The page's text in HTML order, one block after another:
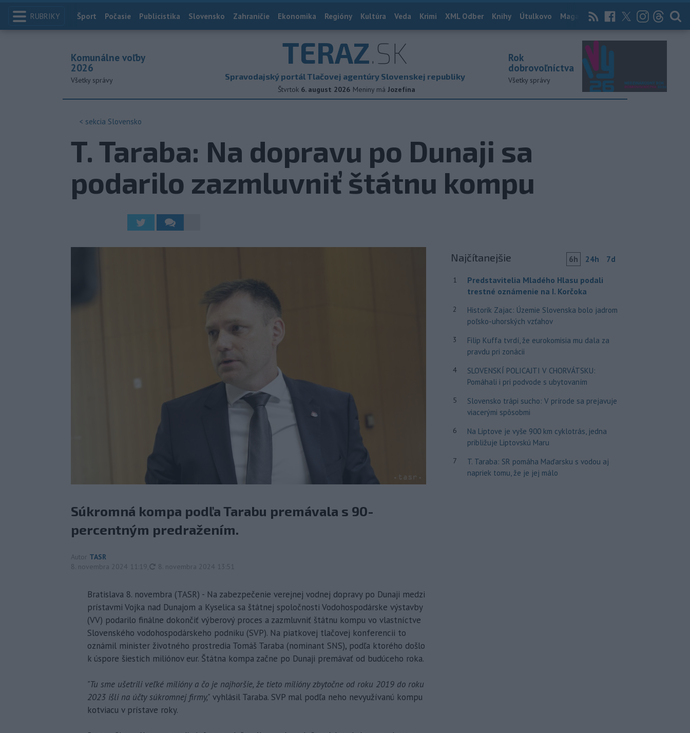
RUBRIKY Index
Šport Počasie Publicistika Slovensko Zahraničie Ekonomika Regióny Kultúra Veda Krimi XML Odber Knihy Útulkovo Magazín News Now Archív
TERAZ.SK
Spravodajský portál Tlačovej agentúry Slovenskej republiky
Štvrtok 6. august 2026 Meniny má Jozefína
Komunálne voľby
2026
Všetky správy
Rok
dobrovoľníctva
Všetky správy
< sekcia Slovensko
T. Taraba: Na dopravu po Dunaji sa
podarilo zazmluvniť štátnu kompu
Súkromná kompa podľa Tarabu premávala s 90-
percentným predražením.
Autor TASR
8. novembra 2024 11:19
aktualizované
8. novembra 2024 13:51
Bratislava 8. novembra (TASR) - Na zabezpečenie verejnej vodnej dopravy po Dunaji medzi
prístavmi Vojka nad Dunajom a Kyselica sa štátnej spoločnosti Vodohospodárske výstavby
(VV) podarilo finálne dokončiť výberový proces a zazmluvniť štátnu kompu vo vlastníctve
Slovenského vodohospodárskeho podniku (SVP). Na piatkovej tlačovej konferencii to
oznámil minister životného prostredia Tomáš Taraba (nominant SNS), podľa ktorého došlo
k úspore šiestich miliónov eur. Štátna kompa začne po Dunaji premávať od budúceho roka.
"Tu sme ušetrili veľké milióny a čo je najhoršie, že tieto milióny zbytočne od roku 2019 do roku
2023 išli na účty súkromnej firmy," vyhlásil Taraba. SVP mal podľa neho nevyužívanú kompu
kotviacu v prístave roky.
Najčítanejšie 6h 24h 7d
1
Predstavitelia Mladého Hlasu podali
trestné oznámenie na I. Korčoka
2
Historik Zajac: Územie Slovenska bolo jadrom
poľsko-uhorských vzťahov
3
Filip Kuffa tvrdí, že eurokomisia mu dala za
pravdu pri zonácii
4
SLOVENSKÍ POLICAJTI V CHORVÁTSKU:
Pomáhali i pri podvode s ubytovaním
5
Slovensko trápi sucho: V prírode sa prejavuje
viacerými spôsobmi
6
Na Liptove je vyše 900 km cyklotrás, jedna
približuje Liptovskú Maru
7
T. Taraba: SR pomáha Maďarsku s vodou aj
napriek tomu, že je jej málo